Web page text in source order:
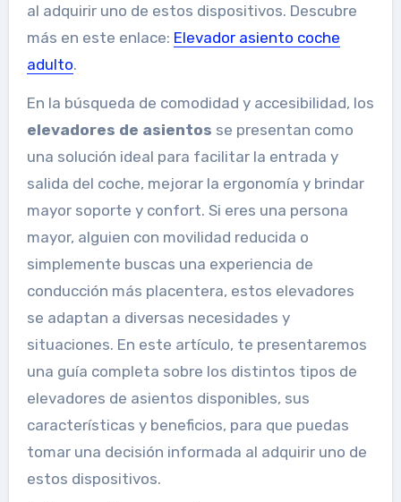
al adquirir uno de estos dispositivos. Descubre
más en este enlace: Elevador asiento coche
adulto.
En la búsqueda de comodidad y accesibilidad, los
elevadores de asientos se presentan como
una solución ideal para facilitar la entrada y
salida del coche, mejorar la ergonomía y brindar
mayor soporte y confort. Si eres una persona
mayor, alguien con movilidad reducida o
simplemente buscas una experiencia de
conducción más placentera, estos elevadores
se adaptan a diversas necesidades y
situaciones. En este artículo, te presentaremos
una guía completa sobre los distintos tipos de
elevadores de asientos disponibles, sus
características y beneficios, para que puedas
tomar una decisión informada al adquirir uno de
estos dispositivos.